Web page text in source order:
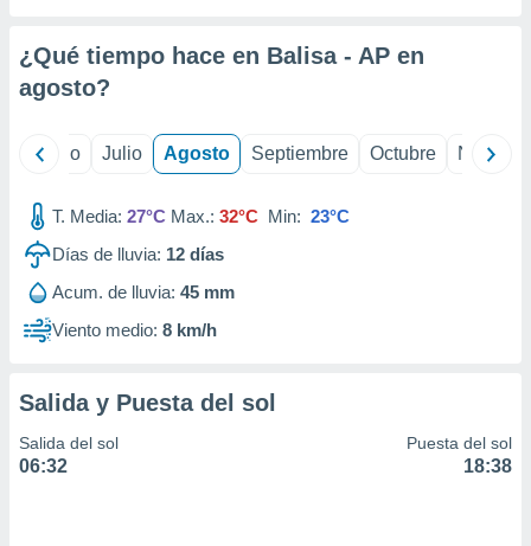
e
de
¿Qué tiempo hace en Balisa - AP en
agosto?
Junio Julio Agosto Septiembre Octubre
T. Media: 27°C Max.: 32°C Min: 23°C
Días de lluvia: 12 días
Acum. de lluvia: 45 mm
Viento medio: 8 km/h
Salida y Puesta del sol
Salida del sol
06:32
Puesta del sol
18:38